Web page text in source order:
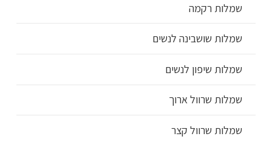
שמלות רקמה
שמלות שושבינה לנשים
שמלות שיפון לנשים
שמלות שרוול ארוך
שמלות שרוול קצר